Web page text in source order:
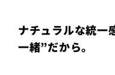
ナチュラルな統一
一緒”だから。